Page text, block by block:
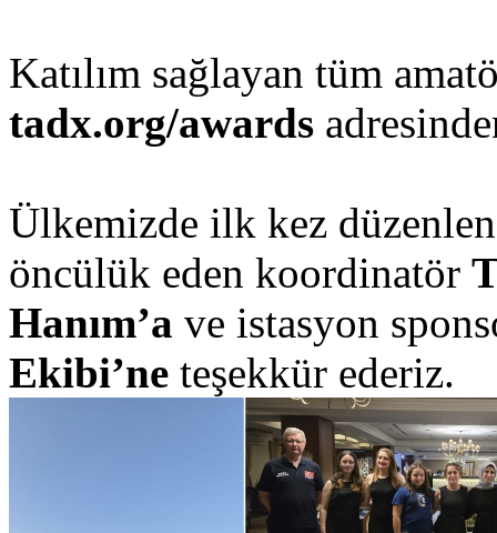
Katılım sağlayan tüm
tadx.org/awards
Ülkemizde ilk kez
öncülük eden koordinatör
Hanım’a ve istasyon
Ekibi’ne teşekkür ederiz.